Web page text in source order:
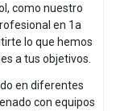
como nuestro
en 1a
lo que hemos
a tus objetivos.
en diferentes
con equipos